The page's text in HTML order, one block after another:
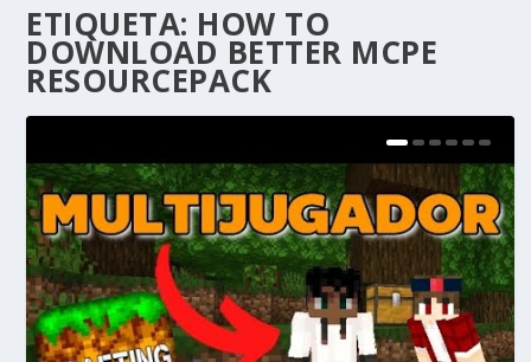
ETIQUETA: HOW TO
DOWNLOAD BETTER MCPE
RESOURCEPACK